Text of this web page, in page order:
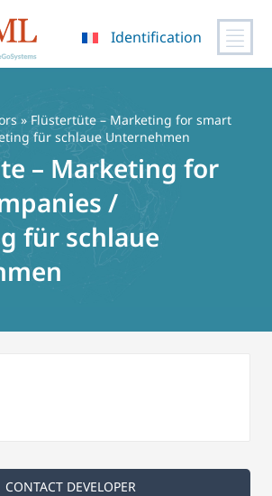
Identification
» Flüstertüte – Marketing for smart
für schlaue Unternehmen
– Marketing for
/
für schlaue
CONTACT DEVELOPER